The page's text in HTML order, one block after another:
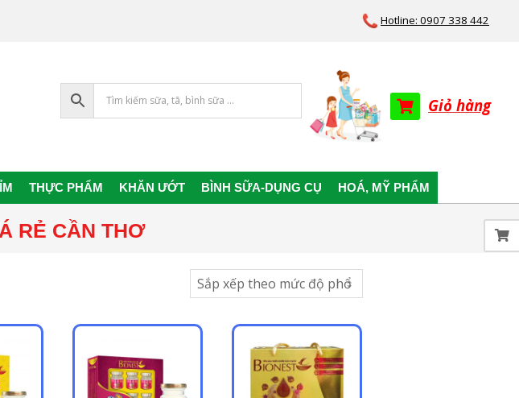
Hotline: 0907 338 442
Giỏ hàng
THỰC PHẨM KHĂN ƯỚT BÌNH SỮA-DỤNG CỤ HOÁ, MỸ PHẨM
RẺ CẦN THƠ